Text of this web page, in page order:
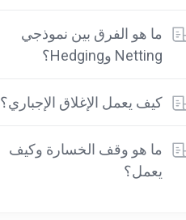
ما هو الفرق بين نموذجي
Netting وHedging؟
كيف يعمل الإغلاق الإجباري؟
ما هو وقف الخسارة وكيف
يعمل؟